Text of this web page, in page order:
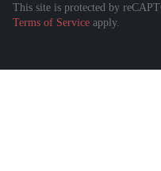
This site is protected by
Terms of Service apply.
Подобрать спецтехнику
за 1 минуту